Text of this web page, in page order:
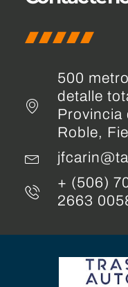
500
detalle
Provincia
Roble,
+ (506)
2663